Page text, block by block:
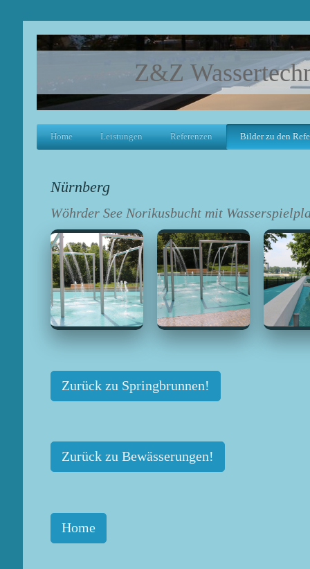
Z&Z
Home Leistungen Referenzen Bilder zu den
Nürnberg
Wöhrder See Norikusbucht mit
Zurück zu Springbrunnen!
Zurück zu Bewässerungen!
Home